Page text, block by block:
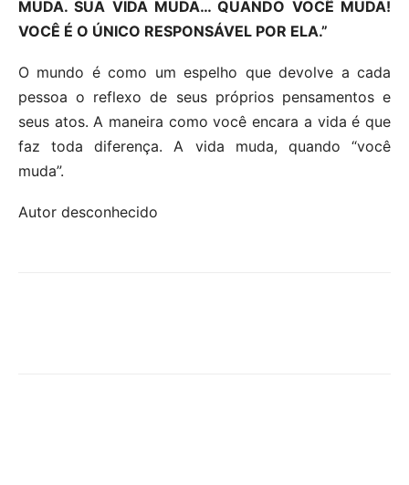
MUDA. SUA VIDA MUDA… QUANDO VOCÊ MUDA!
VOCÊ É O ÚNICO RESPONSÁVEL POR ELA.”
O mundo é como um espelho que devolve a cada
pessoa o reflexo de seus próprios pensamentos e
seus atos. A maneira como você encara a vida é que
faz toda diferença. A vida muda, quando “você
muda”.
Autor desconhecido